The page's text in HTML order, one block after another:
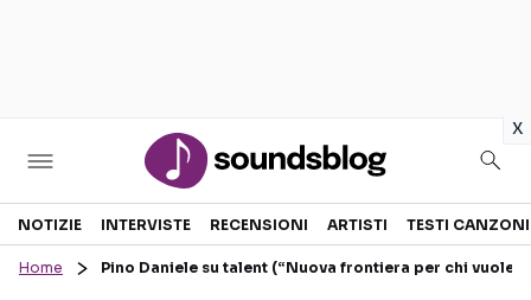
x
Sezioni
NOTIZIE INTERVISTE RECENSIONI ARTISTI TESTI CANZONI
Home Pino Daniele su talent (“Nuova frontiera per chi vuole